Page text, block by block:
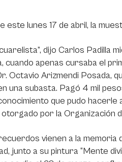
este lunes 17 de abril, la
dijo Carlos Padilla
cuando apenas cursaba el
Octavio Arizmendi Posada,
una subasta. Pagó 4 mil
que pudo hacerle
por la Organización
vienen a la
junto a su pintura “Mente